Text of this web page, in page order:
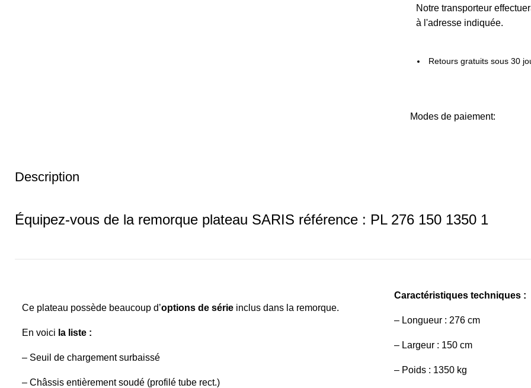
Notre transporteur
à l'adresse indiquée.
Retours gratuits sous 30
Modes de paiement:
Description
Équipez-vous de la remorque plateau SARIS référence : PL 276 150 1350 1
Ce plateau possède beaucoup d’options de série inclus dans la remorque.
En voici la liste :
– Seuil de chargement surbaissé
– Châssis entièrement soudé (profilé tube rect.)
Caractéristiques techniques :
– Longueur : 276 cm
– Largeur : 150 cm
– Poids : 1350 kg